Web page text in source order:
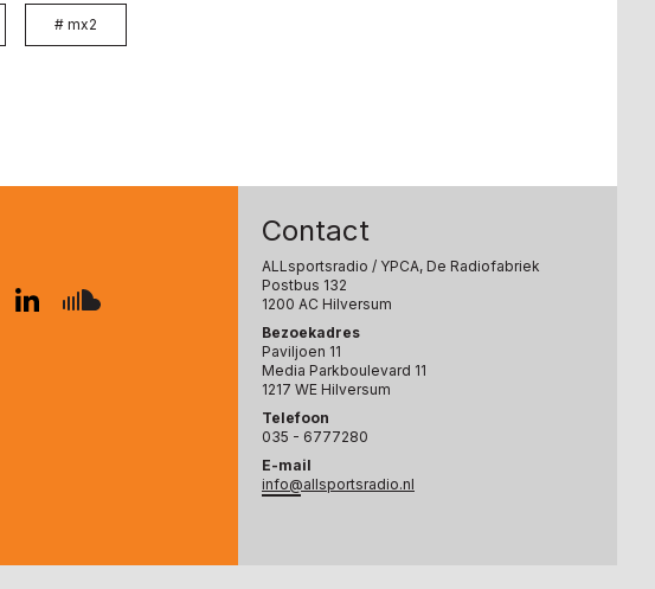
# mx2
Contact
ALLsportsradio / YPCA, De Radiofabriek
Postbus 132
1200 AC Hilversum
Bezoekadres
Paviljoen 11
Media Parkboulevard 11
1217 WE Hilversum
Telefoon
035 - 6777280
E-mail
info@allsportsradio.nl